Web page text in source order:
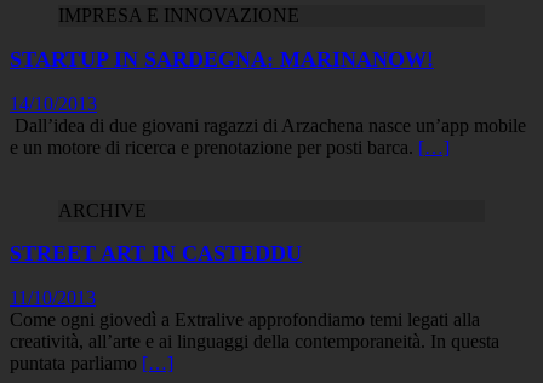
IMPRESA E INNOVAZIONE
STARTUP IN SARDEGNA: MARINANOW!
14/10/2013
Dall’idea di due giovani ragazzi di Arzachena nasce un’app mobile
e un motore di ricerca e prenotazione per posti barca. […]
ARCHIVE
STREET ART IN CASTEDDU
11/10/2013
Come ogni giovedì a Extralive approfondiamo temi legati alla
creatività, all’arte e ai linguaggi della contemporaneità. In questa
puntata parliamo […]